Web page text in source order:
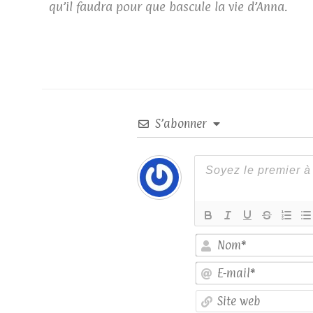
qu’il faudra pour que bascule la vie d’Anna.
S’abonner